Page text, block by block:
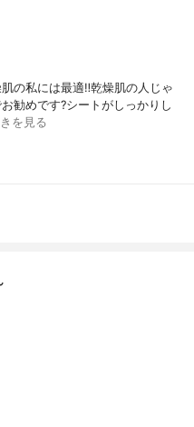
の私には最適‼️乾燥肌の人じゃ
勧めです?シートがしっかりし
を見る